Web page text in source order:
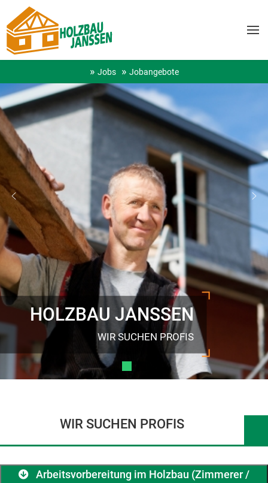
Jobs Jobangebote
WIR SUCHEN PROFIS
HOLZBAU JANSSEN
WIR SUCHEN PROFIS
Arbeitsvorbereitung im Holzbau (Zimmerer /